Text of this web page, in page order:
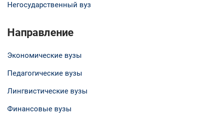
Негосударственный вуз
Направление
Экономические вузы
Педагогические вузы
Лингвистические вузы
Финансовые вузы